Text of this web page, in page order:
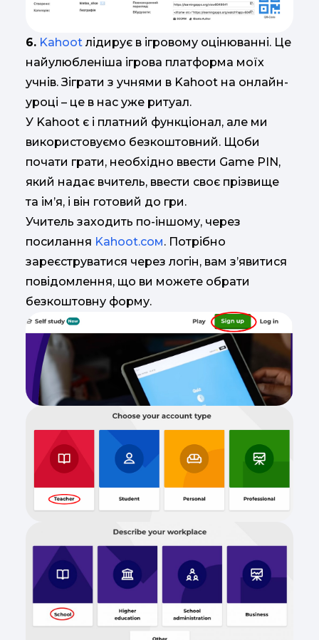
6. Kahoot лідирує в ігровому оцінюванні. Це
найулюбленіша ігрова платформа моїх
учнів. Зіграти з учнями в Kahoot на онлайн-
уроці – це в нас уже ритуал.
У Kahoot є і платний функціонал, але ми
використовуємо безкоштовний. Щоби
почати грати, необхідно ввести Game PIN,
який надає вчитель, ввести своє прізвище
та ім’я, і він готовий до гри.
Учитель заходить по-іншому, через
посилання Kahoot.сом. Потрібно
зареєструватися через логін, вам з’явитися
повідомлення, що ви можете обрати
безкоштовну форму.